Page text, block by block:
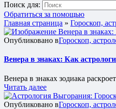
Поиск для:
Обратиться за помощью
Главная страница » Гороскоп,
Опубликовано вГороскоп,
Венера в знаках: Как
Венера в знаках зодиака
Читать далее
Опубликовано вГороскоп,